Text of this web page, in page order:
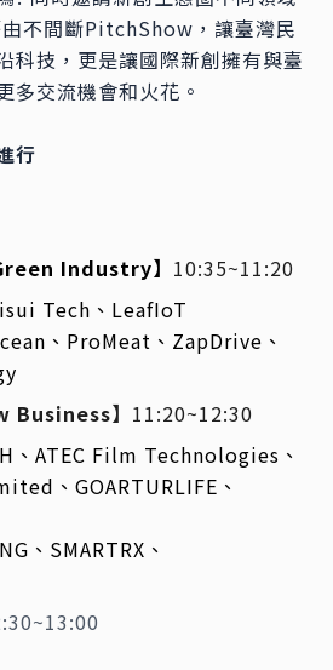
不間斷PitchShow，讓臺灣民
科技，更是讓國際新創擁有與臺
多交流機會和火花。
行
Industry】 10:35~11:20
Tech、LeafIoT
、ProMeat、ZapDrive、
Business】 11:20~12:30
、ATEC Film Technologies、
、GOARTURLIFE、
、SMARTRX、